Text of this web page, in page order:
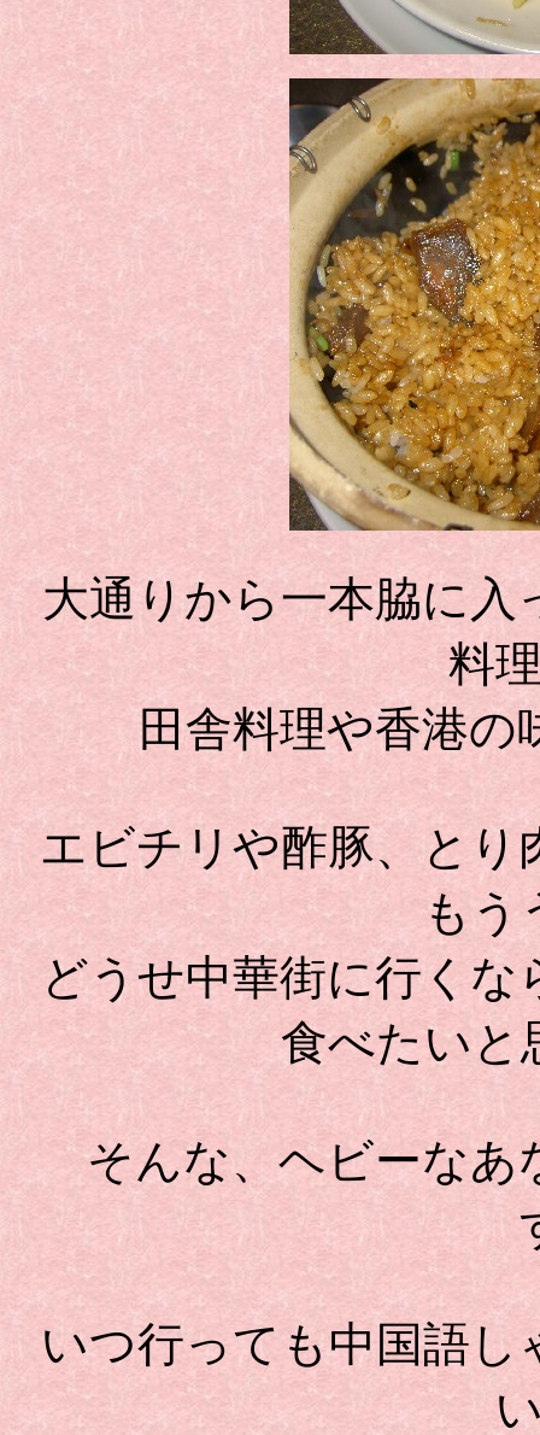
大通りから一本脇に
料
田舎料理や香港の
エビチリや酢豚、と
もう
どうせ中華街に行く
食べたいと
そんな、ヘビーなあ
いつ行っても中国語